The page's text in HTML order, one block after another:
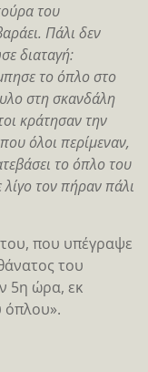
του
Πάλι δεν
διαταγή:
το όπλο στο
στη σκανδάλη
κράτησαν την
όλοι περίμεναν,
το όπλο του
τον πήραν πάλι
που υπέγραψε
του
5η ώρα, εκ